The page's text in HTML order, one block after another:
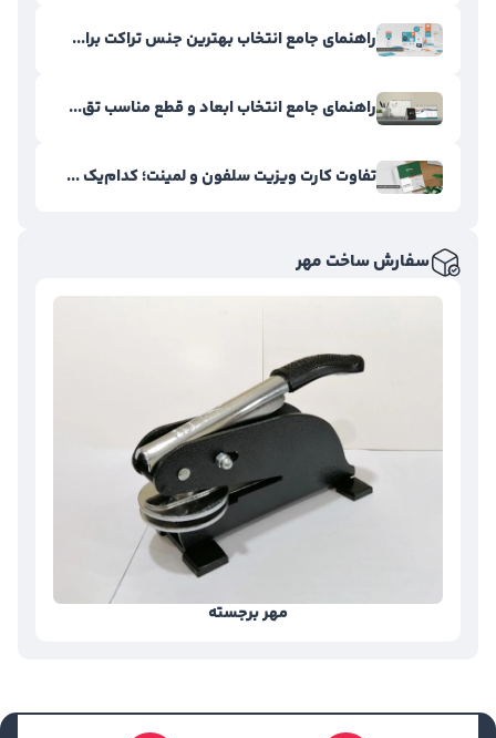
راهنمای جامع انتخاب بهترین جنس تراکت برا...
راهنمای جامع انتخاب ابعاد و قطع مناسب تق...
تفاوت کارت ویزیت سلفون و لمینت؛ کدام‌یک ...
سفارش ساخت مهر
مهر برجسته